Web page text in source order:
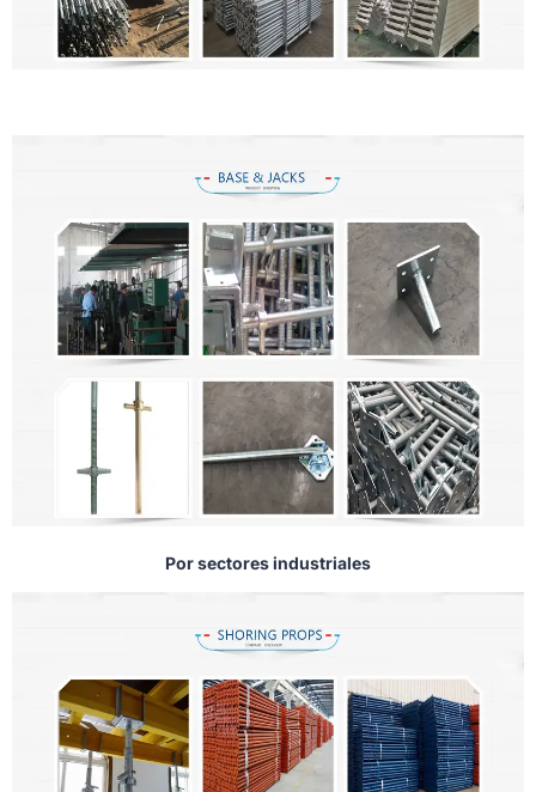
Por sectores industriales